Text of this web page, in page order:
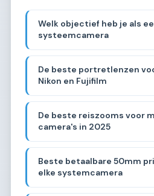
Welk objectief heb je als
systeemcamera
De beste portretlenzen
Nikon en Fujifilm
De beste reiszooms voor
camera's in 2025
Beste betaalbare 50mm
elke systemcamera